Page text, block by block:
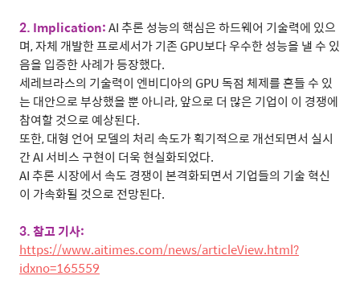
2. Implication:AI추론 성능의 핵심은 하드웨어 기술력에 있으
며,자체 개발한 프로세서가 기존 GPU보다 우수한 성능을 낼 수 있
음을 입증한 사례가 등장했다.
세레브라스의 기술력이 엔비디아의 GPU독점 체제를 흔들 수 있
는 대안으로 부상했을 뿐 아니라,앞으로 더 많은 기업이 이 경쟁에
참여할 것으로 예상된다.
또한,대형 언어 모델의 처리 속도가 획기적으로 개선되면서 실시
간AI 서비스 구현이 더욱 현실화되었다.
AI추론 시장에서 속도 경쟁이 본격화되면서 기업들의 기술 혁신
이 가속화될 것으로 전망된다.
3.참고 기사:
https://www.aitimes.com/news/articleView.html?
idxno=165559